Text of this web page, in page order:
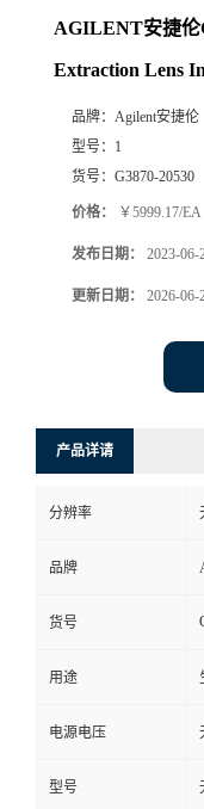
AGILENT安捷伦
Extraction Lens
品牌： Agilent安捷伦
型号： 1
货号： G3870-20530
价格： ￥5999.17/EA
发布日期： 2023-06-
更新日期： 2026-06-
产品详请
分辨率
品牌
货号
用途
电源电压
型号